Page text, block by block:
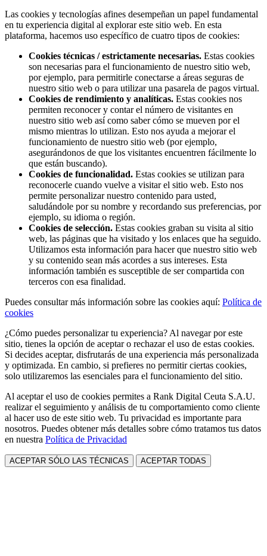
Las cookies y tecnologías afines desempeñan un papel fundamental
en tu experiencia digital al explorar este sitio web. En esta
plataforma, hacemos uso específico de cuatro tipos de cookies:
Cookies técnicas / estrictamente necesarias. Estas cookies
son necesarias para el funcionamiento de nuestro sitio web,
por ejemplo, para permitirle conectarse a áreas seguras de
nuestro sitio web o para utilizar una pasarela de pagos virtual.
Cookies de rendimiento y analíticas. Estas cookies nos
permiten reconocer y contar el número de visitantes en
nuestro sitio web así como saber cómo se mueven por el
mismo mientras lo utilizan. Esto nos ayuda a mejorar el
funcionamiento de nuestro sitio web (por ejemplo,
asegurándonos de que los visitantes encuentren fácilmente lo
que están buscando).
Cookies de funcionalidad. Estas cookies se utilizan para
reconocerle cuando vuelve a visitar el sitio web. Esto nos
permite personalizar nuestro contenido para usted,
saludándole por su nombre y recordando sus preferencias, por
ejemplo, su idioma o región.
Cookies de selección. Estas cookies graban su visita al sitio
web, las páginas que ha visitado y los enlaces que ha seguido.
Utilizamos esta información para hacer que nuestro sitio web
y su contenido sean más acordes a sus intereses. Esta
información también es susceptible de ser compartida con
terceros con esa finalidad.
Puedes consultar más información sobre las cookies aquí: Política de
cookies
¿Cómo puedes personalizar tu experiencia? Al navegar por este
sitio, tienes la opción de aceptar o rechazar el uso de estas cookies.
Si decides aceptar, disfrutarás de una experiencia más personalizada
y optimizada. En cambio, si prefieres no permitir ciertas cookies,
solo utilizaremos las esenciales para el funcionamiento del sitio.
Al aceptar el uso de cookies permites a Rank Digital Ceuta S.A.U.
realizar el seguimiento y análisis de tu comportamiento como cliente
al hacer uso de este sitio web. Tu privacidad es importante para
nosotros. Puedes obtener más detalles sobre cómo tratamos tus datos
en nuestra Política de Privacidad
ACEPTAR SÓLO LAS TÉCNICAS ACEPTAR TODAS